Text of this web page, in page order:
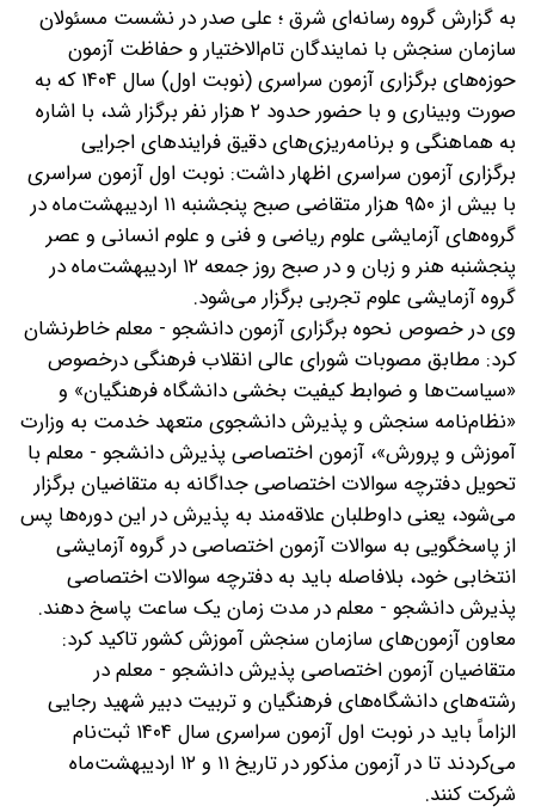
به گزارش گروه رسانه‌ای شرق ؛ علی صدر در نشست مسئولان
سازمان سنجش با نمایندگان تام‌الاختیار و حفاظت آزمون
حوزه‌های برگزاری آزمون سراسری (نوبت اول) سال ۱۴۰۴ که به
صورت وبیناری و با حضور حدود ۲ هزار نفر برگزار شد، با اشاره
به هماهنگی و برنامه‌ریزی‌های دقیق فرایندهای اجرایی
برگزاری آزمون سراسری اظهار داشت: نوبت اول آزمون سراسری
با بیش از ۹۵۰ هزار متقاضی صبح پنجشنبه ۱۱ اردیبهشت‌ماه در
گروه‌های آزمایشی علوم ریاضی و فنی و علوم انسانی و عصر
پنجشنبه هنر و زبان و در صبح روز جمعه ۱۲ اردیبهشت‌ماه در
گروه آزمایشی علوم تجربی برگزار می‌شود.
وی در خصوص نحوه برگزاری آزمون دانشجو - معلم خاطرنشان
کرد: مطابق مصوبات شورای عالی انقلاب فرهنگی درخصوص
«سیاست‌ها و ضوابط کیفیت بخشی دانشگاه فرهنگیان» و
«نظام‌نامه سنجش و پذیرش دانشجوی متعهد خدمت به وزارت
آموزش و پرورش»، آزمون اختصاصی پذیرش دانشجو - معلم با
تحویل دفترچه سوالات اختصاصی جداگانه به متقاضیان برگزار
می‌شود، یعنی داوطلبان علاقه‌مند به پذیرش در این دوره‌ها پس
از پاسخگویی به سوالات آزمون اختصاصی در گروه آزمایشی
انتخابی خود، بلافاصله باید به دفترچه سوالات اختصاصی
پذیرش دانشجو - معلم در مدت زمان یک ساعت پاسخ دهند.
معاون آزمون‌های سازمان سنجش آموزش کشور تاکید کرد:
متقاضیان آزمون اختصاصی پذیرش دانشجو - معلم در
رشته‌های دانشگاه‌های فرهنگیان و تربیت دبیر شهید رجایی
الزاماً باید در نوبت اول آزمون سراسری سال ۱۴۰۴ ثبت‌نام
می‌کردند تا در آزمون مذکور در تاریخ ۱۱ و ۱۲ اردیبهشت‌ماه
شرکت کنند.